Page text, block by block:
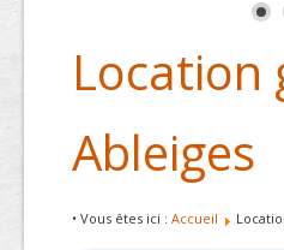
Location
Ableiges
• Vous êtes ici : Accueil